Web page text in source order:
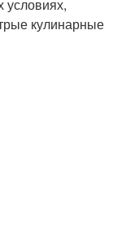
условиях,
кулинарные